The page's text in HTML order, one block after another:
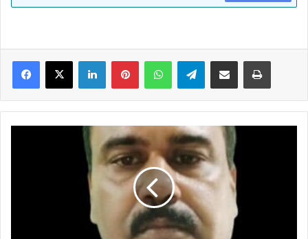
Facebook
X LinkedInPinterestWhatsAppTelegramShare via Email Print